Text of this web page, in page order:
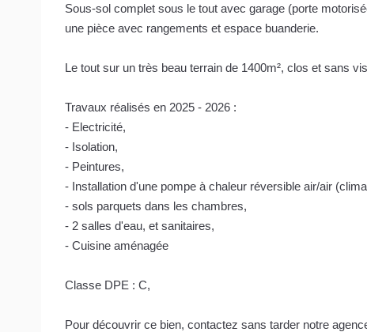
Sous-sol complet sous le tout avec garage (porte
une pièce avec rangements et espace buanderie.
Le tout sur un très beau terrain de 1400m², clos et sans
Travaux réalisés en 2025 - 2026 :
- Electricité,
- Isolation,
- Peintures,
- Installation d'une pompe à chaleur réversible air/air
- sols parquets dans les chambres,
- 2 salles d'eau, et sanitaires,
- Cuisine aménagée
Classe DPE : C,
Pour découvrir ce bien, contactez sans tarder notre